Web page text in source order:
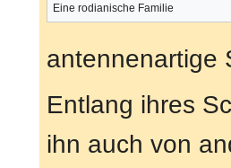
Eine rodianische Familie
antennenartige
Entlang ihres
ihn auch von